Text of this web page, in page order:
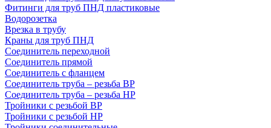
Фитинги для труб ПНД пластиковые
Водорозетка
Врезка в трубу
Краны для труб ПНД
Соединитель переходной
Соединитель прямой
Соединитель с фланцем
Соединитель труба – резьба ВР
Соединитель труба – резьба НР
Тройники с резьбой ВР
Тройники с резьбой НР